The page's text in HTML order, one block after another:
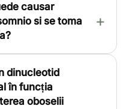
causar
si se toma
dinucleotid
în funcția
oboselii